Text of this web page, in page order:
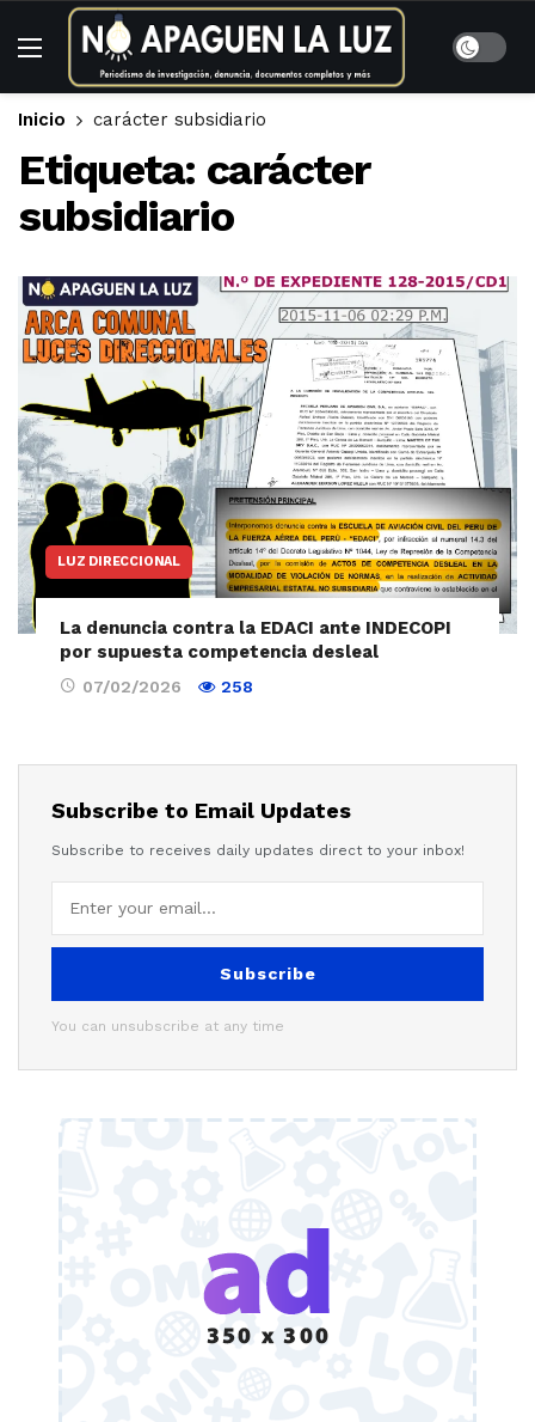
Inicio carácter subsidiario
Etiqueta: carácter
subsidiario
LUZ DIRECCIONAL
La denuncia contra la EDACI ante INDECOPI
por supuesta competencia desleal
07/02/2026 258
Subscribe to Email Updates
Subscribe to receives daily updates direct to your inbox!
Subscribe
You can unsubscribe at any time